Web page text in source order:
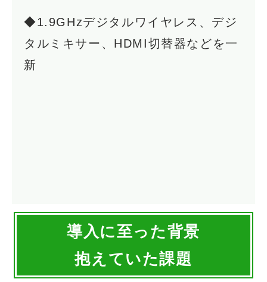
◆1.9GHzデジタルワイヤレス、デジ
タルミキサー、HDMI切替器などを一
新
導入に至った背景
抱えていた課題